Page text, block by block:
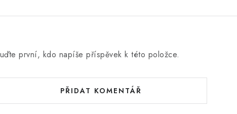
první, kdo napíše příspěvek k této položce.
PŘIDAT KOMENTÁŘ